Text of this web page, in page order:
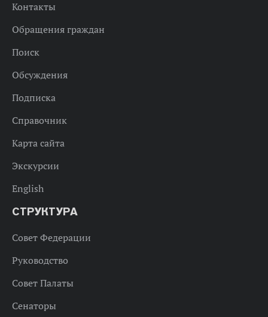
Контакты
Обращения граждан
Поиск
Обсуждения
Подписка
Справочник
Карта сайта
Экскурсии
English
СТРУКТУРА
Совет Федерации
Руководство
Совет Палаты
Сенаторы